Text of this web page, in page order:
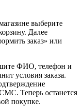
выберите
Далее
заказ» или
ФИО, телефон и
условия заказа.
Теперь останется
покупке.